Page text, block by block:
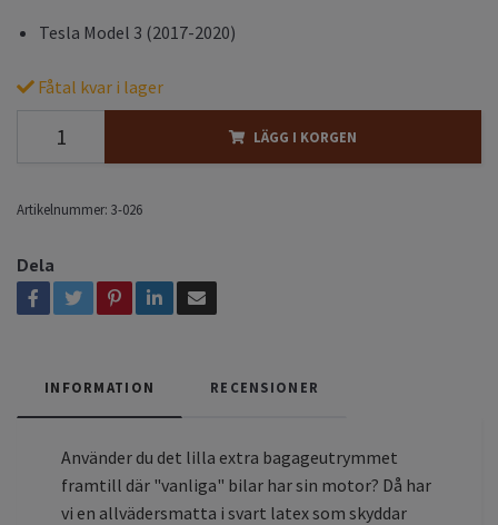
Tesla Model 3 (2017-2020)
Fåtal kvar i lager
LÄGG I KORGEN
Artikelnummer: 3-026
Dela
INFORMATION RECENSIONER
Använder du det lilla extra bagageutrymmet
framtill där "vanliga" bilar har sin motor? Då har
vi en allvädersmatta i svart latex som skyddar